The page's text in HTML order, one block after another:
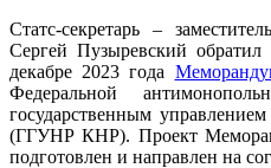
Статс-секретарь –
Сергей Пузыревский
декабре 2023 года
Федеральной
государственным
(ГГУНР КНР). Проект
подготовлен и направлен на